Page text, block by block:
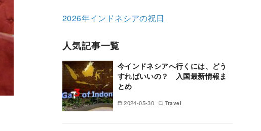
2026年インドネシアの祝日
人気記事一覧
今インドネシアへ行くには、どう
すればいいの？ 入国最新情報ま
とめ
2024-05-30 Travel